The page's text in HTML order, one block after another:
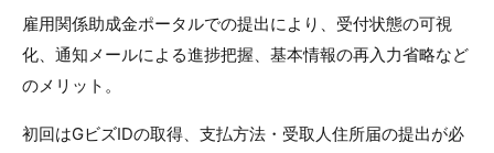
雇用関係助成金ポータルでの提出により、受付状態の可視
化、通知メールによる進捗把握、基本情報の再入力省略など
のメリット。
初回はGビズIDの取得、支払方法・受取人住所届の提出が必